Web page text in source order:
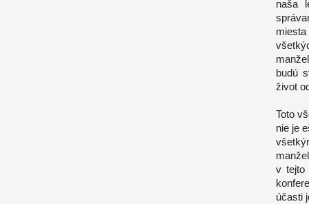
naša
budú
život
Toto
nie je
v tejto
účasti